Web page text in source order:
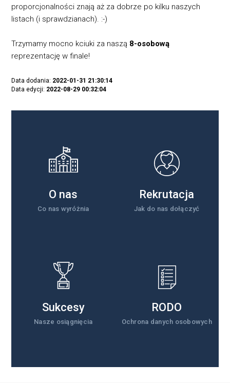
proporcjonalności znają aż za dobrze po kilku naszych
listach (i sprawdzianach). :-)
Trzymamy mocno kciuki za naszą 8-osobową
reprezentację w finale!
Data dodania: 2022-01-31 21:30:14
Data edycji: 2022-08-29 00:32:04
O nas
Co nas wyróżnia
Rekrutacja
Jak do nas dołączyć
Sukcesy
Nasze osiągnięcia
RODO
Ochrona danych osobowych